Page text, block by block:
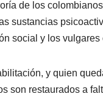
de los
sustancias
social y los
y quien
son restaurados a